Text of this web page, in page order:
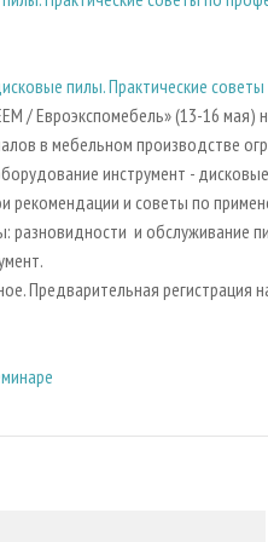
пилы. Практические
«ЕЕМ / Евроэкспомебель»
в мебельном производстве
инструмент -
рекомендации и советы по
и обслуживание
Предварительная регистрация